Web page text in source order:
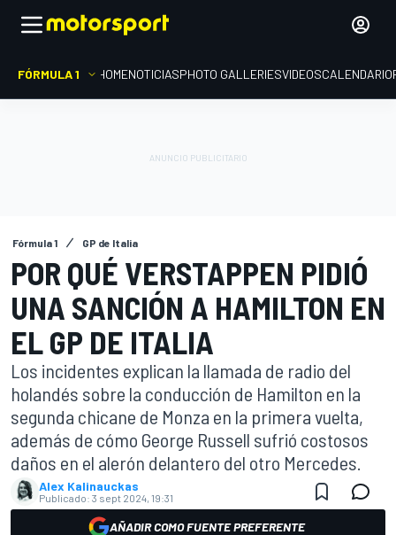
FÓRMULA 1 HOMENOTICIASPHOTO GALLERIESVIDEOSCALENDARIO
Fórmula 1 GP de Italia
POR QUÉ VERSTAPPEN PIDIÓ
UNA SANCIÓN A HAMILTON EN
EL GP DE ITALIA
Los incidentes explican la llamada de radio del
holandés sobre la conducción de Hamilton en la
segunda chicane de Monza en la primera vuelta,
además de cómo George Russell sufrió costosos
daños en el alerón delantero del otro Mercedes.
Alex Kalinauckas
Publicado: 3 sept 2024, 19:31
AÑADIR COMO FUENTE PREFERENTE